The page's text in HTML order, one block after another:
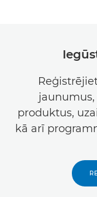
produktus,
kā arī